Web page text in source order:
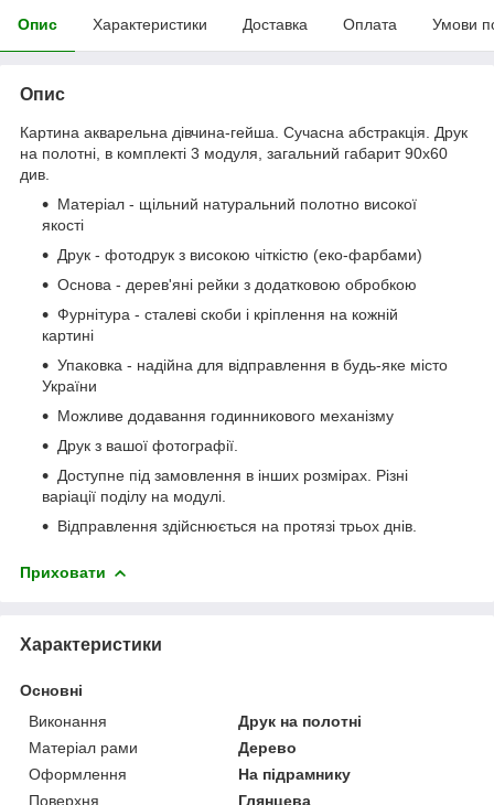
Опис Характеристики Доставка Оплата Умови
Опис
Картина акварельна дівчина-гейша. Сучасна абстракція. Друк
на полотні, в комплекті 3 модуля, загальний габарит 90x60
див.
Матеріал - щільний натуральний полотно високої
якості
Друк - фотодрук з високою чіткістю (еко-фарбами)
Основа - дерев'яні рейки з додатковою обробкою
Фурнітура - сталеві скоби і кріплення на кожній
картині
Упаковка - надійна для відправлення в будь-яке місто
України
Можливе додавання годинникового механізму
Друк з вашої фотографії.
Доступне під замовлення в інших розмірах. Різні
варіації поділу на модулі.
Відправлення здійснюється на протязі трьох днів.
Приховати
Характеристики
Основні
Виконання
Друк на полотні
Матеріал рами
Дерево
Оформлення
На підрамнику
Поверхня
Глянцева